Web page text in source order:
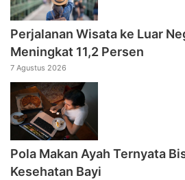
Perjalanan Wisata ke Luar
Meningkat 11,2 Persen
7 Agustus 2026
Pola Makan Ayah Ternyata
Kesehatan Bayi